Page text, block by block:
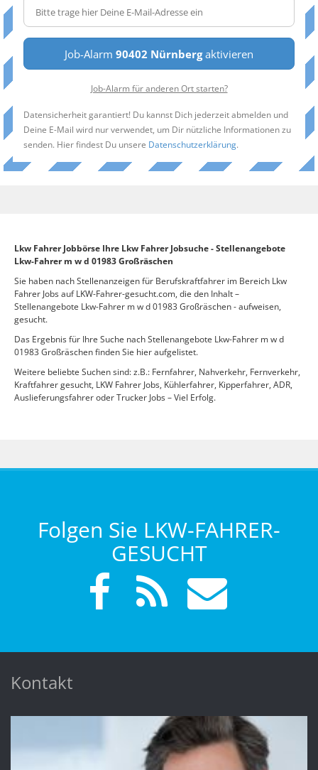
Job-Alarm 90402 Nürnbergaktivieren
Job-Alarm für anderen Ort starten?
Datensicherheit garantiert! Du kannst Dich jederzeit abmelden und
Deine E-Mail wird nur verwendet, um Dir nützliche Informationen zu
senden. Hier findest Du unsere Datenschutzerklärung.
Lkw Fahrer Jobbörse Ihre Lkw Fahrer Jobsuche - Stellenangebote
Lkw-Fahrer m w d 01983 Großräschen
Sie haben nach Stellenanzeigen für Berufskraftfahrer im Bereich Lkw
Fahrer Jobs auf LKW-Fahrer-gesucht.com, die den Inhalt –
Stellenangebote Lkw-Fahrer m w d 01983 Großräschen - aufweisen,
gesucht.
Das Ergebnis für Ihre Suche nach Stellenangebote Lkw-Fahrer m w d
01983 Großräschen finden Sie hier aufgelistet.
Weitere beliebte Suchen sind: z.B.: Fernfahrer, Nahverkehr, Fernverkehr,
Kraftfahrer gesucht, LKW Fahrer Jobs, Kühlerfahrer, Kipperfahrer, ADR,
Auslieferungsfahrer oder Trucker Jobs – Viel Erfolg.
Folgen Sie LKW-FAHRER-
GESUCHT
Kontakt